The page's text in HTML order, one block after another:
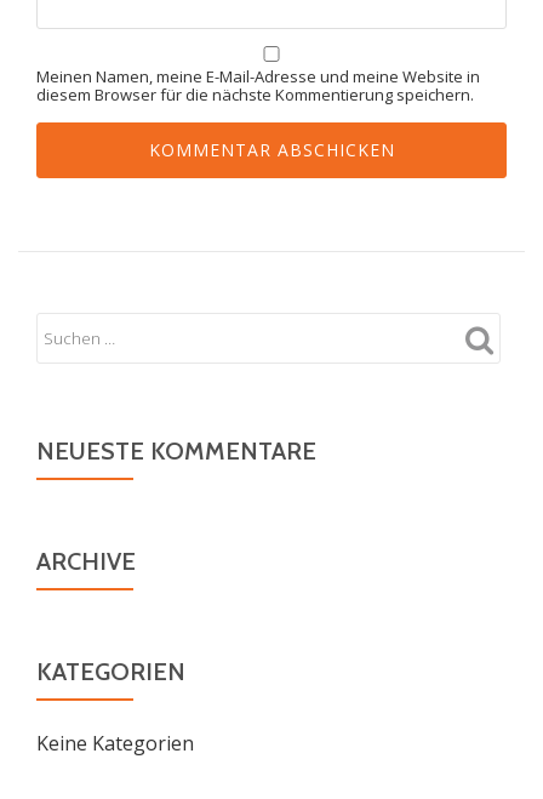
Meinen Namen, meine E-Mail-Adresse und meine Website in
diesem Browser für die nächste Kommentierung speichern.
NEUESTE KOMMENTARE
ARCHIVE
KATEGORIEN
Keine Kategorien